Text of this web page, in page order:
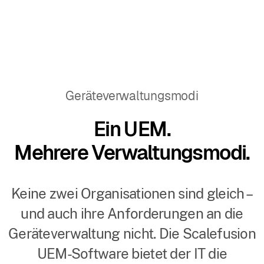
Geräteverwaltungsmodi
Ein UEM.
Mehrere Verwaltungsmodi.
Keine zwei Organisationen sind gleich –
und auch ihre Anforderungen an die
Geräteverwaltung nicht. Die Scalefusion
UEM-Software bietet der IT die